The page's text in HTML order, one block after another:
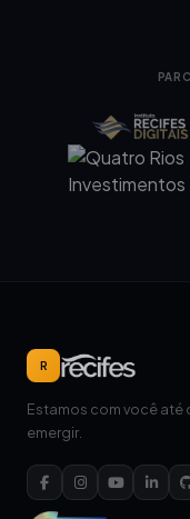
R
Estamos com você
emergir.